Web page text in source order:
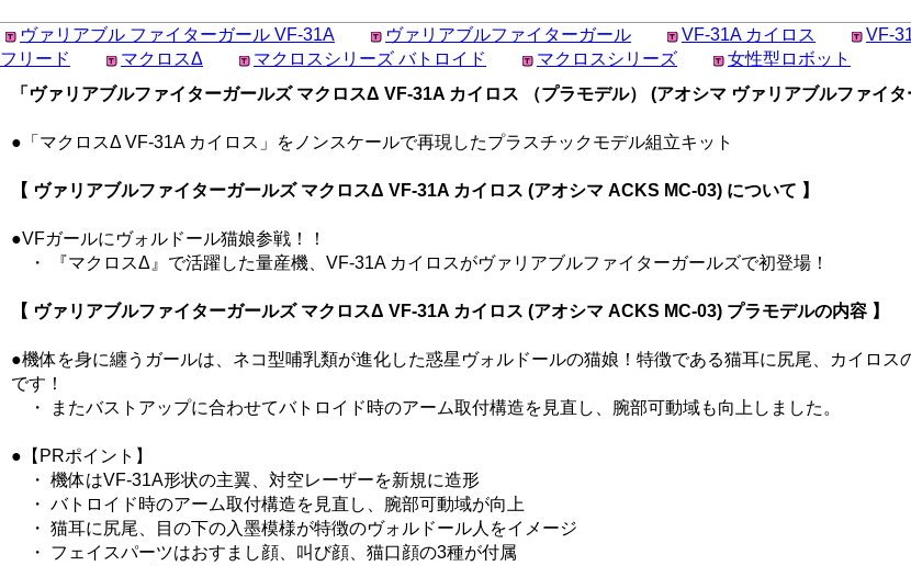
ヴァリアブル ファイターガール VF-31A ヴァリアブルファイターガール VF-31A カイロス VF-
フリード
マクロスΔ マクロスシリーズ バトロイド マクロスシリーズ
女性型ロボット
「ヴァリアブルファイターガールズ マクロスΔ VF-31A カイロス （プラモデル） (アオシマ ヴァリアブルファイ
●「マクロスΔ VF-31A カイロス」をノンスケールで再現したプラスチックモデル組立キット
【 ヴァリアブルファイターガールズ マクロスΔ VF-31A カイロス (アオシマ ACKS MC-03) について 】
●VFガールにヴォルドール猫娘参戦！！
・ 『マクロスΔ』で活躍した量産機、VF-31A カイロスがヴァリアブルファイターガールズで初登場！
【 ヴァリアブルファイターガールズ マクロスΔ VF-31A カイロス (アオシマ ACKS MC-03) プラモデルの内容 】
●機体を身に纏うガールは、ネコ型哺乳類が進化した惑星ヴォルドールの猫娘！特徴である猫耳に尻尾、カイロ
です！
・ またバストアップに合わせてバトロイド時のアーム取付構造を見直し、腕部可動域も向上しました。
●【PRポイント】
・ 機体はVF-31A形状の主翼、対空レーザーを新規に造形
・ バトロイド時のアーム取付構造を見直し、腕部可動域が向上
・ 猫耳に尻尾、目の下の入墨模様が特徴のヴォルドール人をイメージ
・ フェイスパーツはおすまし顔、叫び顔、猫口顔の3種が付属